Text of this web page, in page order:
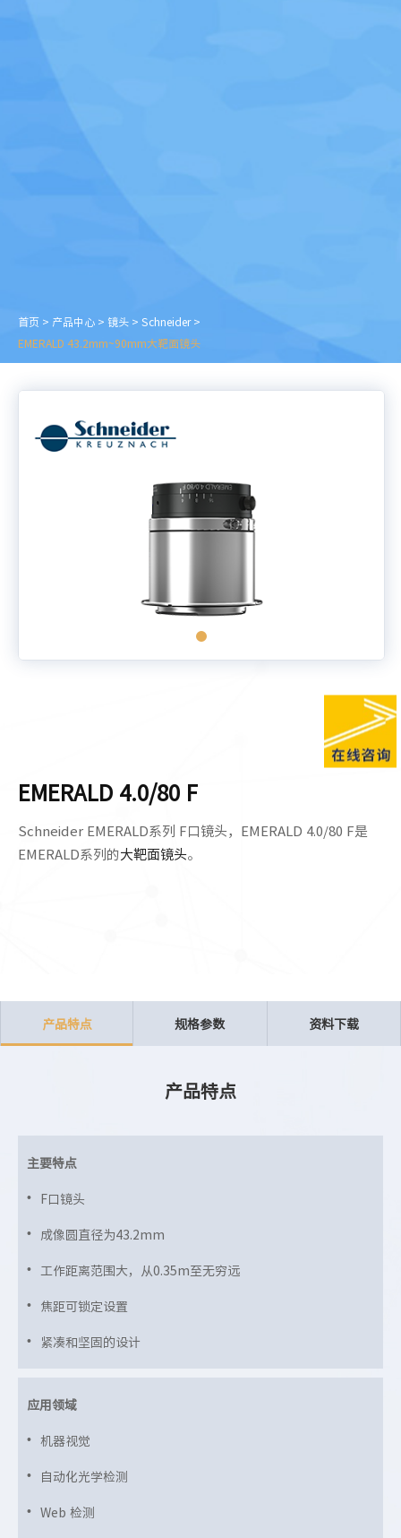
首页 > 产品中心 > 镜头 > Schneider >
EMERALD 43.2mm~90mm大靶面镜头
EMERALD 4.0/80 F
Schneider EMERALD系列 F口镜头，EMERALD 4.0/80 F是
EMERALD系列的大靶面镜头。
产品特点 规格参数 资料下载
产品特点
主要特点
F口镜头
成像圆直径为43.2mm
工作距离范围大，从0.35m至无穷远
焦距可锁定设置
紧凑和坚固的设计
应用领域
机器视觉
自动化光学检测
Web 检测